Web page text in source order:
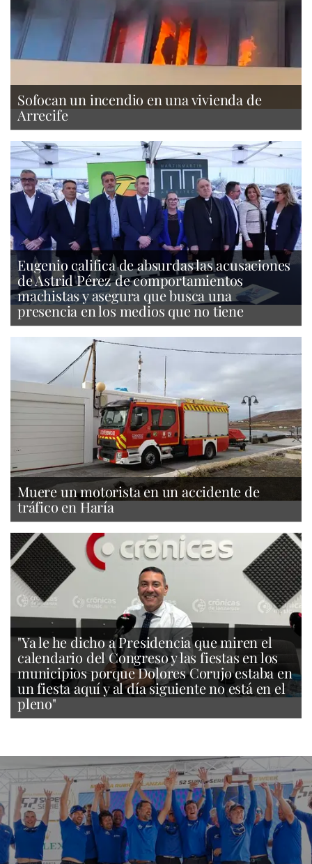
Sofocan un incendio en una vivienda de
Arrecife
Eugenio califica de absurdas las acusaciones
de Astrid Pérez de comportamientos
machistas y asegura que busca una
presencia en los medios que no tiene
Muere un motorista en un accidente de
tráfico en Haría
"Ya le he dicho a Presidencia que miren el
calendario del Congreso y las fiestas en los
municipios porque Dolores Corujo estaba en
un fiesta aquí y al día siguiente no está en el
pleno"